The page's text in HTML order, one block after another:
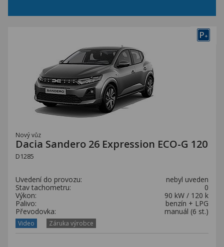
P+
Nový vůz
Dacia Sandero 26 Expression ECO-G 120
D1285
Uvedení do provozu:
nebyl uveden
Stav tachometru:
0
Výkon:
90 kW / 120 k
Palivo:
benzín + LPG
Převodovka:
manuál (6 st.)
Video Záruka výrobce